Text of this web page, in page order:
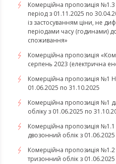
Комерційна пропозиція
період з 01.11.2025 по
із застосуванням ціни, не
періодами часу (годинами)
споживання»
​​​​​​​Комерційна пропозиція
серпень 2023 (електрична
Комерційна пропозиція №1
01.06.2025 по 31.10.2025
Комерційна пропозиція №1
обліку з 01.06.2025 по
Комерційна пропозиція
двозонний облік з
Комерційна пропозиція
тризонний облік з